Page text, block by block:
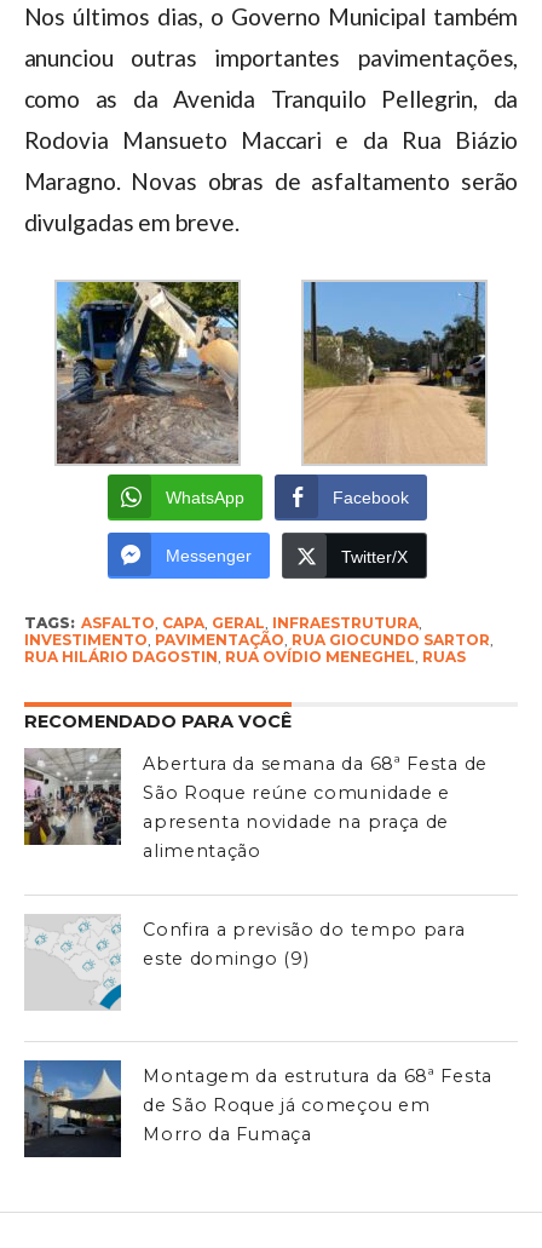
Nos últimos dias, o Governo Municipal também
anunciou outras importantes pavimentações,
como as da Avenida Tranquilo Pellegrin, da
Rodovia Mansueto Maccari e da Rua Biázio
Maragno. Novas obras de asfaltamento serão
divulgadas em breve.
WhatsApp Facebook
Messenger Twitter/X
TAGS: ASFALTO CAPA, GERAL INFRAESTRUTURA,
INVESTIMENTO PAVIMENTAÇÃO RUA GIOCUNDO SARTOR
RUA HILÁRIO DAGOSTIN RUA OVÍDIO MENEGHEL RUAS
RECOMENDADO PARA VOCÊ
Abertura da semana da 68ª Festa de
São Roque reúne comunidade e
apresenta novidade na praça de
alimentação
Confira a previsão do tempo para
este domingo (9)
Montagem da estrutura da 68ª Festa
de São Roque já começou em
Morro da Fumaça